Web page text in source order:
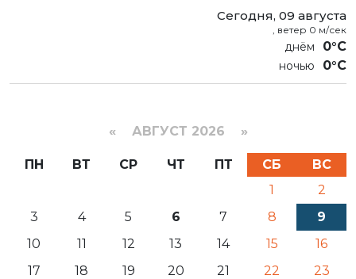
Сегодня, 09 августа
, ветер 0 м/сек
0°C
0°C
« АВГУСТ 2026 »
ПН ВТ СР ЧТ ПТ СБ
ВС
1
2
3
4 5 6 7 8
9
10
11 12 13 14 15
16
17
18 19 20 21 22
23